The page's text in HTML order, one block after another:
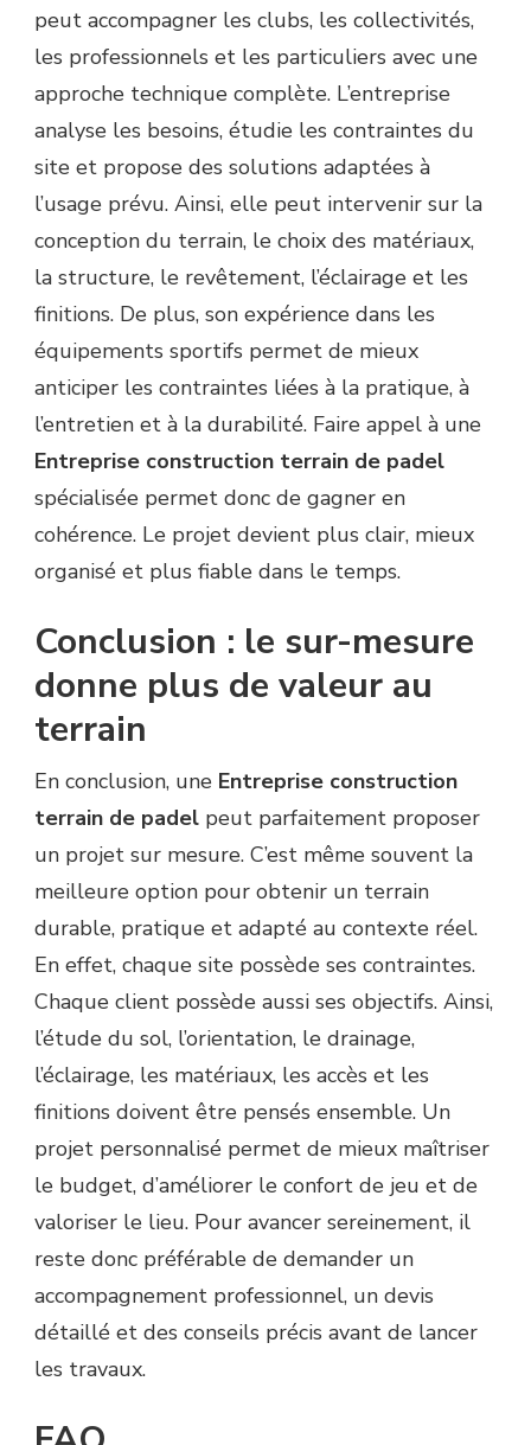
peut accompagner les clubs, les collectivités,
les professionnels et les particuliers avec une
approche technique complète. L’entreprise
analyse les besoins, étudie les contraintes du
site et propose des solutions adaptées à
l’usage prévu. Ainsi, elle peut intervenir sur la
conception du terrain, le choix des matériaux,
la structure, le revêtement, l’éclairage et les
finitions. De plus, son expérience dans les
équipements sportifs permet de mieux
anticiper les contraintes liées à la pratique, à
l’entretien et à la durabilité. Faire appel à une
Entreprise construction terrain de padel
spécialisée permet donc de gagner en
cohérence. Le projet devient plus clair, mieux
organisé et plus fiable dans le temps.
Conclusion : le sur-mesure
donne plus de valeur au
terrain
En conclusion, une Entreprise construction
terrain de padel peut parfaitement proposer
un projet sur mesure. C’est même souvent la
meilleure option pour obtenir un terrain
durable, pratique et adapté au contexte réel.
En effet, chaque site possède ses contraintes.
Chaque client possède aussi ses objectifs. Ainsi,
l’étude du sol, l’orientation, le drainage,
l’éclairage, les matériaux, les accès et les
finitions doivent être pensés ensemble. Un
projet personnalisé permet de mieux maîtriser
le budget, d’améliorer le confort de jeu et de
valoriser le lieu. Pour avancer sereinement, il
reste donc préférable de demander un
accompagnement professionnel, un devis
détaillé et des conseils précis avant de lancer
les travaux.